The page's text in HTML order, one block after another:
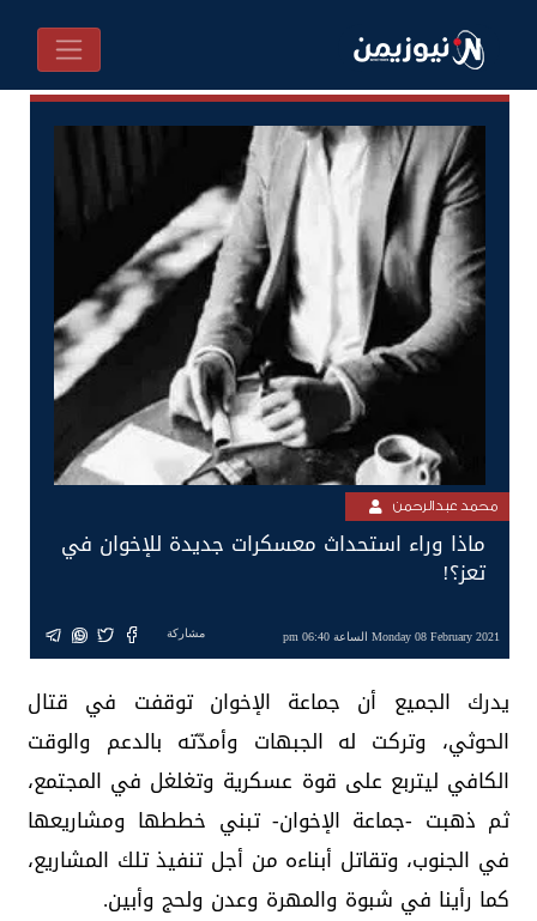
محمد عبدالرحمن
ماذا وراء استحداث معسكرات جديدة للإخوان في
تعز؟!
Monday 08 February 2021 الساعة 06:40 pm مشاركة
يدرك الجميع أن جماعة الإخوان توقفت في قتال
الحوثي، وتركت له الجبهات وأمدّته بالدعم والوقت
الكافي ليتربع على قوة عسكرية وتغلغل في المجتمع،
ثم ذهبت -جماعة الإخوان- تبني خططها ومشاريعها
في الجنوب، وتقاتل أبناءه من أجل تنفيذ تلك المشاريع،
كما رأينا في شبوة والمهرة وعدن ولحج وأبين.